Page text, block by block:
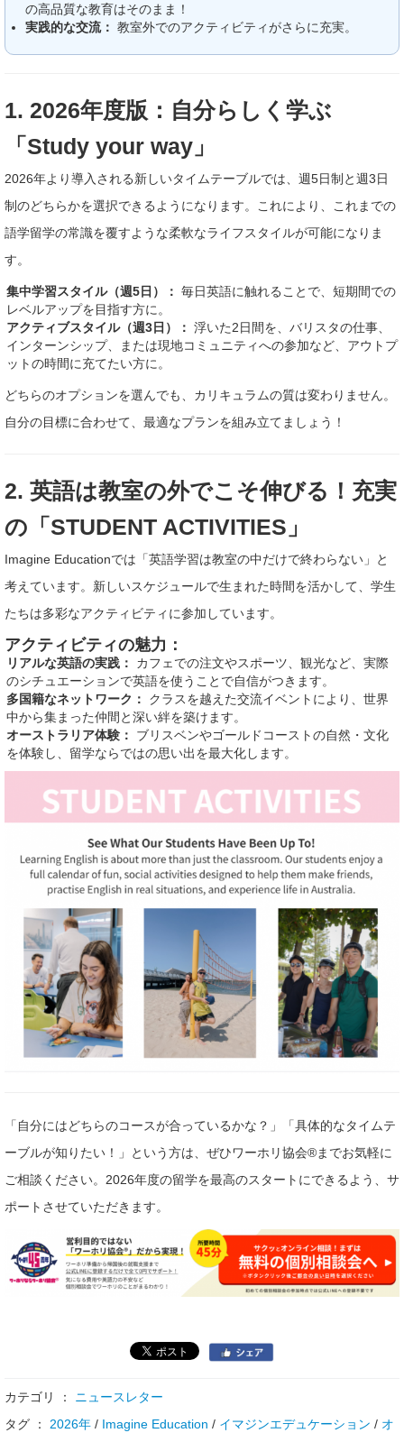
の高品質な教育はそのまま！
実践的な交流： 教室外でのアクティビティがさらに充実。
1. 2026年度版：自分らしく学ぶ
「Study your way」
2026年より導入される新しいタイムテーブルでは、週5日制と週3日
制のどちらかを選択できるようになります。これにより、これまでの
語学留学の常識を覆すような柔軟なライフスタイルが可能になりま
す。
集中学習スタイル（週5日）： 毎日英語に触れることで、短期間での
レベルアップを目指す方に。
アクティブスタイル（週3日）： 浮いた2日間を、バリスタの仕事、
インターンシップ、または現地コミュニティへの参加など、アウトプ
ットの時間に充てたい方に。
どちらのオプションを選んでも、カリキュラムの質は変わりません。
自分の目標に合わせて、最適なプランを組み立てましょう！
2. 英語は教室の外でこそ伸びる！充実
の「STUDENT ACTIVITIES」
Imagine Educationでは「英語学習は教室の中だけで終わらない」と
考えています。新しいスケジュールで生まれた時間を活かして、学生
たちは多彩なアクティビティに参加しています。
アクティビティの魅力：
リアルな英語の実践：
カフェでの注文やスポーツ、観光など、実際
のシチュエーションで英語を使うことで自信がつきます。
多国籍なネットワーク：
クラスを越えた交流イベントにより、世界
中から集まった仲間と深い絆を築けます。
オーストラリア体験：
ブリスベンやゴールドコーストの自然・文化
を体験し、留学ならではの思い出を最大化します。
「自分にはどちらのコースが合っているかな？」「具体的なタイムテ
ーブルが知りたい！」という方は、ぜひワーホリ協会®までお気軽に
ご相談ください。2026年度の留学を最高のスタートにできるよう、サ
ポートさせていただきます。
カテゴリ ： ニュースレター
タグ ： 2026年 / Imagine Education / イマジンエデュケーション / オ